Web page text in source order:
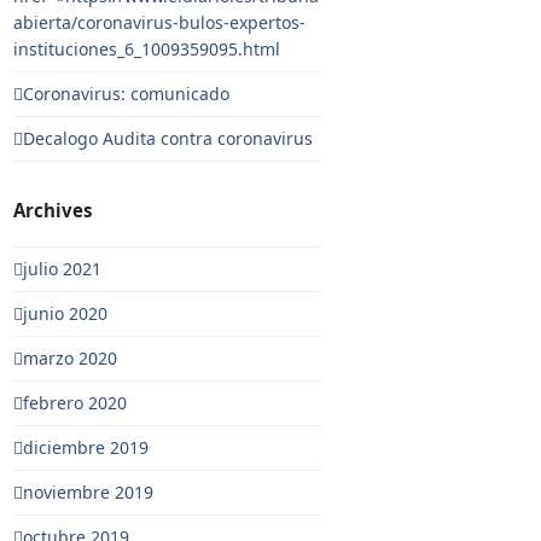
abierta/coronavirus-bulos-expertos-
instituciones_6_1009359095.html
Coronavirus: comunicado
Decalogo Audita contra coronavirus
Archives
julio 2021
junio 2020
marzo 2020
febrero 2020
diciembre 2019
noviembre 2019